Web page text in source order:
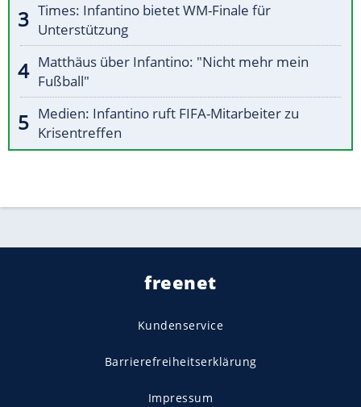
Times: Infantino bietet WM-Finale für
Unterstützung
Matthäus über Infantino: "Nicht mehr mein
Fußball"
Medien: Infantino ruft FIFA-Mitarbeiter zu
Krisentreffen
freenet
Kundenservice
Barrierefreiheitserklärung
Impressum